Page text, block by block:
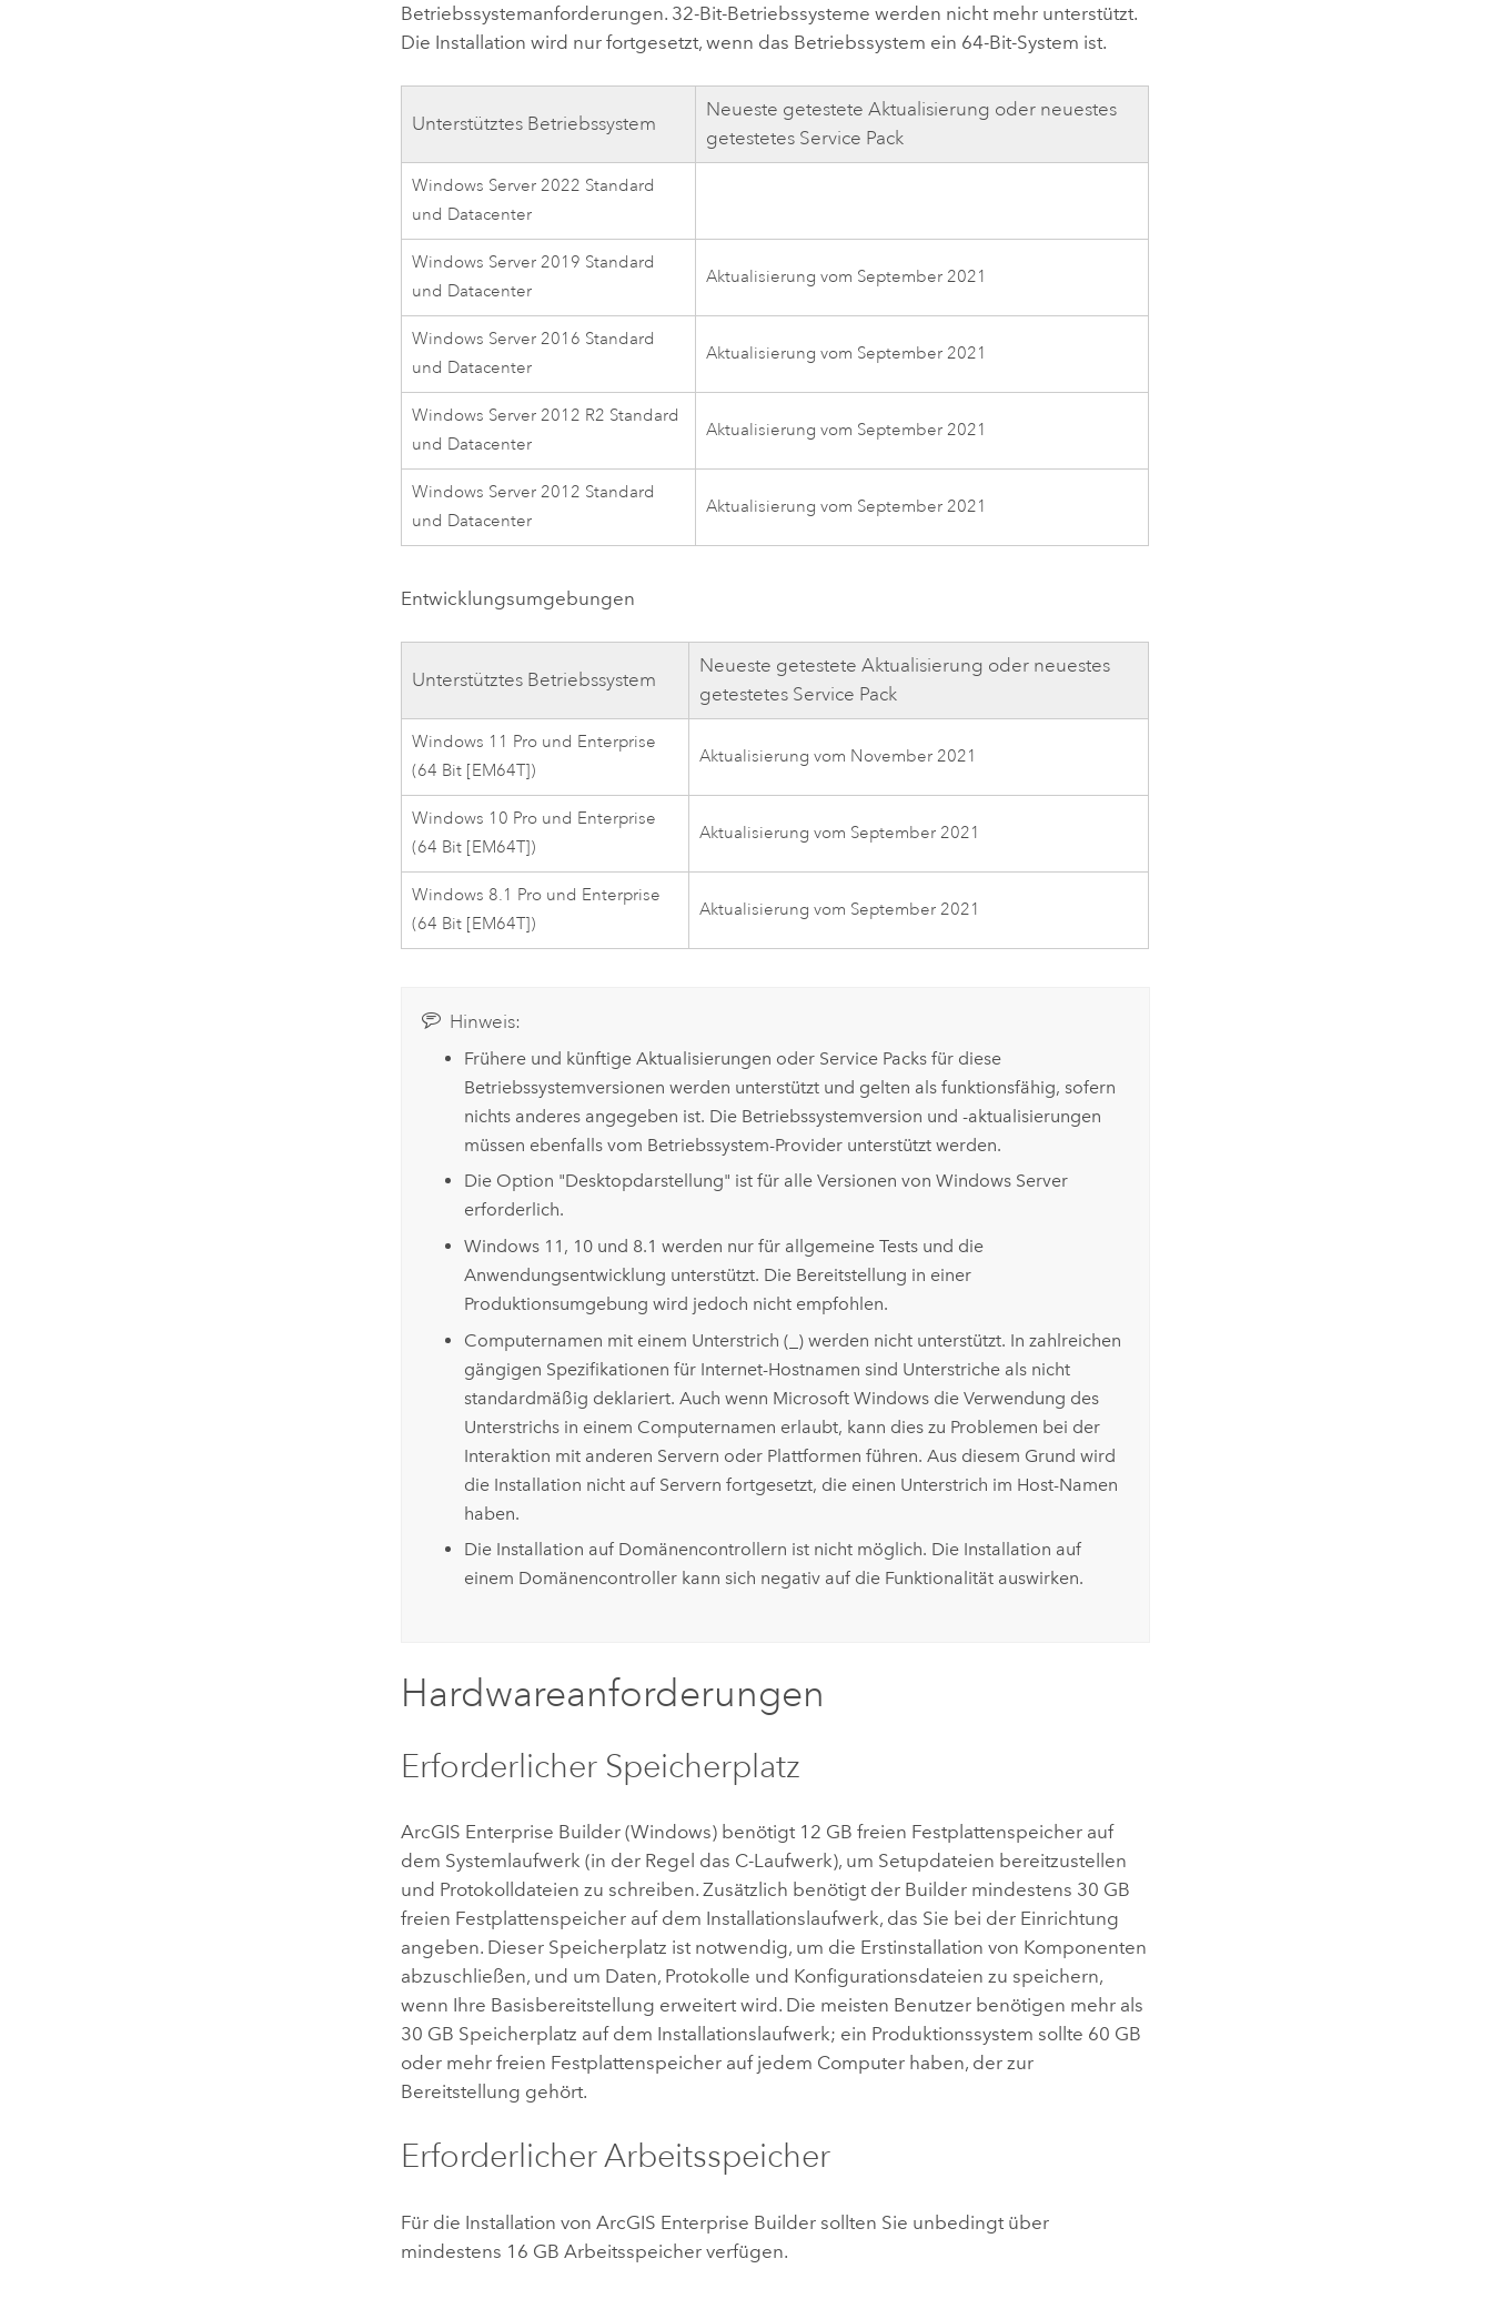
Betriebssystemanforderungen. 32-Bit-Betriebssysteme werden nicht mehr unterstützt.
Die Installation wird nur fortgesetzt, wenn das Betriebssystem ein 64-Bit-System ist.
Unterstütztes Betriebssystem
Neueste getestete Aktualisierung oder neuestes
getestetes Service Pack
Windows Server 2022 Standard
und Datacenter
Windows Server 2019 Standard
und Datacenter
Aktualisierung vom September 2021
Windows Server 2016 Standard
und Datacenter
Aktualisierung vom September 2021
Windows Server 2012 R2 Standard
und Datacenter
Aktualisierung vom September 2021
Windows Server 2012 Standard
und Datacenter
Aktualisierung vom September 2021
Entwicklungsumgebungen
Unterstütztes Betriebssystem
Neueste getestete Aktualisierung oder neuestes
getestetes Service Pack
Windows 11 Pro und Enterprise
(64 Bit [EM64T])
Aktualisierung vom November 2021
Windows 10 Pro und Enterprise
(64 Bit [EM64T])
Aktualisierung vom September 2021
Windows 8.1 Pro und Enterprise
(64 Bit [EM64T])
Aktualisierung vom September 2021
Hinweis:
Frühere und künftige Aktualisierungen oder Service Packs für diese
Betriebssystemversionen werden unterstützt und gelten als funktionsfähig, sofern
nichts anderes angegeben ist. Die Betriebssystemversion und -aktualisierungen
müssen ebenfalls vom Betriebssystem-Provider unterstützt werden.
Die Option "Desktopdarstellung" ist für alle Versionen vonWindows Server
erforderlich.
Windows 11, 10 und 8.1 werden nur für allgemeine Tests und die
Anwendungsentwicklung unterstützt. Die Bereitstellung in einer
Produktionsumgebung wird jedoch nicht empfohlen.
Computernamen mit einem Unterstrich (_) werden nicht unterstützt. In zahlreichen
gängigen Spezifikationen für Internet-Hostnamen sind Unterstriche als nicht
standardmäßig deklariert. Auch wenn Microsoft Windows die Verwendung des
Unterstrichs in einem Computernamen erlaubt, kann dies zu Problemen bei der
Interaktion mit anderen Servern oder Plattformen führen. Aus diesem Grund wird
die Installation nicht auf Servern fortgesetzt, die einen Unterstrich im Host-Namen
haben.
Die Installation auf Domänencontrollern ist nicht möglich. Die Installation auf
einem Domänencontroller kann sich negativ auf die Funktionalität auswirken.
Hardwareanforderungen
Erforderlicher Speicherplatz
ArcGIS Enterprise Builder (Windows) benötigt 12 GB freien Festplattenspeicher auf
dem Systemlaufwerk (in der Regel das C-Laufwerk), um Setupdateien bereitzustellen
und Protokolldateien zu schreiben. Zusätzlich benötigt der Builder mindestens 30 GB
freien Festplattenspeicher auf dem Installationslaufwerk, das Sie bei der Einrichtung
angeben. Dieser Speicherplatz ist notwendig, um die Erstinstallation von Komponenten
abzuschließen, und um Daten, Protokolle und Konfigurationsdateien zu speichern,
wenn Ihre Basisbereitstellung erweitert wird. Die meisten Benutzer benötigen mehr als
30 GB Speicherplatz auf dem Installationslaufwerk; ein Produktionssystem sollte 60 GB
oder mehr freien Festplattenspeicher auf jedem Computer haben, der zur
Bereitstellung gehört.
Erforderlicher Arbeitsspeicher
Für die Installation vonArcGIS Enterprise Builder sollten Sie unbedingt über
mindestens 16 GB Arbeitsspeicher verfügen.